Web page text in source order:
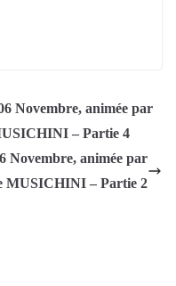
Novembre, animée par
– Partie 4
Novembre, animée par
MUSICHINI – Partie 2